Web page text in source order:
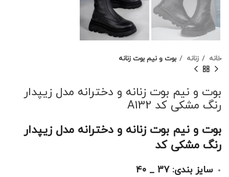
خانه زنانه بوت و نیم بوت زنانه
بوت و نیم بوت زنانه و دخترانه مدل زیپدار
رنگ مشکی کد A132
بوت و نیم بوت زنانه و دخترانه مدل زیپدار
رنگ مشکی کد
سایز بندی: 37 _ 40